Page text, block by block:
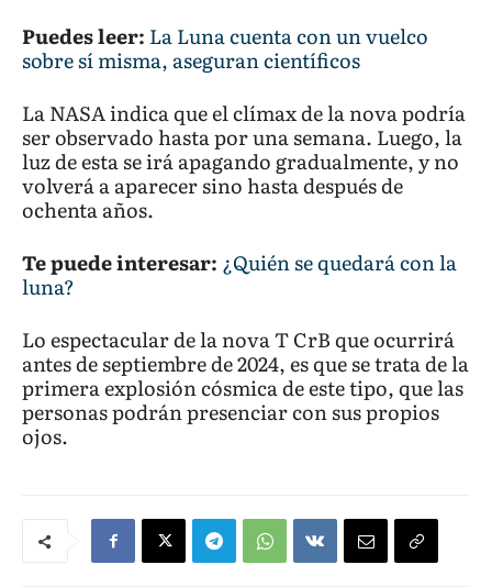
Puedes leer: La Luna cuenta con un vuelco
sobre sí misma, aseguran científicos
La NASA indica que el clímax de la nova podría
ser observado hasta por una semana. Luego, la
luz de esta se irá apagando gradualmente, y no
volverá a aparecer sino hasta después de
ochenta años.
Te puede interesar: ¿Quién se quedará con la
luna?
Lo espectacular de la nova T CrB que ocurrirá
antes de septiembre de 2024, es que se trata de la
primera explosión cósmica de este tipo, que las
personas podrán presenciar con sus propios
ojos.